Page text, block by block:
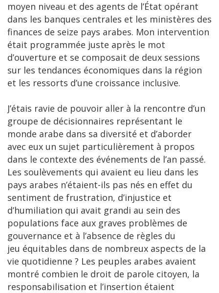
moyen niveau et des agents de l’État opérant
dans les banques centrales et les ministères des
finances de seize pays arabes. Mon intervention
était programmée juste après le mot
d’ouverture et se composait de deux sessions
sur les tendances économiques dans la région
et les ressorts d’une croissance inclusive.
J’étais ravie de pouvoir aller à la rencontre d’un
groupe de décisionnaires représentant le
monde arabe dans sa diversité et d’aborder
avec eux un sujet particulièrement à propos
dans le contexte des événements de l’an passé.
Les soulèvements qui avaient eu lieu dans les
pays arabes n’étaient-ils pas nés en effet du
sentiment de frustration, d’injustice et
d’humiliation qui avait grandi au sein des
populations face aux graves problèmes de
gouvernance et à l’absence de règles du
jeu équitables dans de nombreux aspects de la
vie quotidienne ? Les peuples arabes avaient
montré combien le droit de parole citoyen, la
responsabilisation et l’insertion étaient